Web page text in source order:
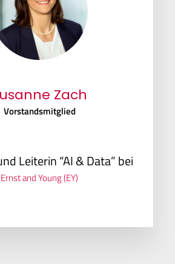
Zach
Vorstandsmitglied
Leiterin “AI & Data” bei
Ernst and Young (EY)